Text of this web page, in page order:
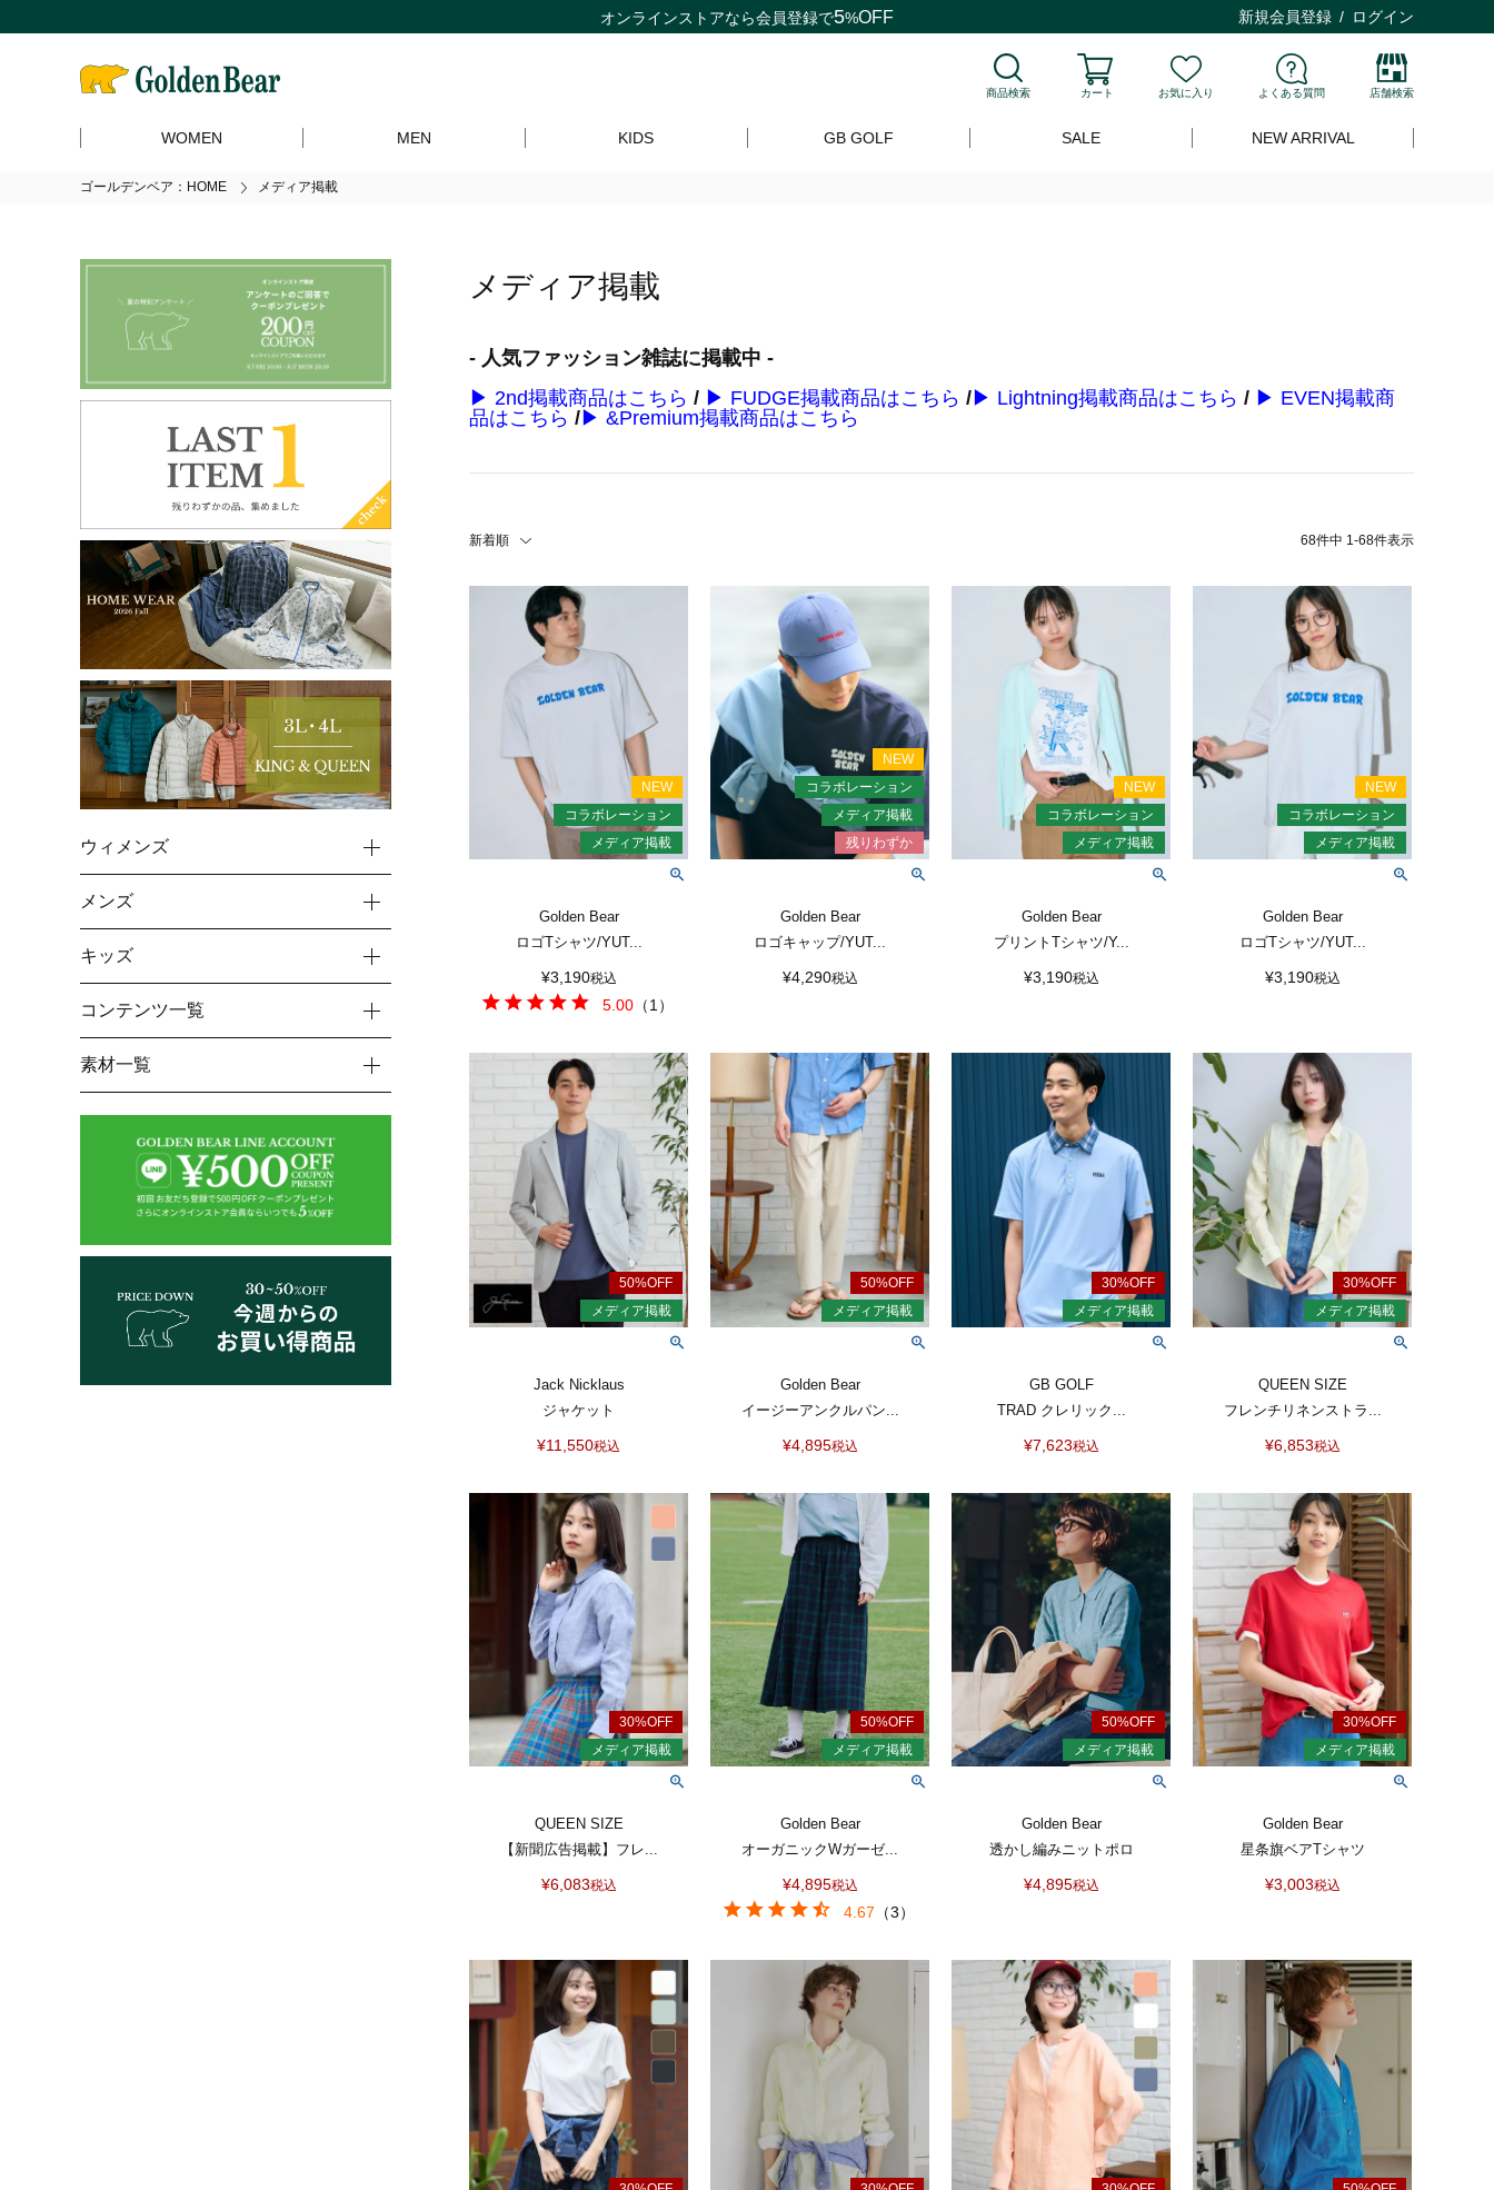
オンラインストアなら会員登録で5%OFF 新規会員登録 ログイン
商品検索 カート お気に入り よくある質問 店舗検索
WOMEN MEN KIDS GB GOLF SALE NEW ARRIVAL
ゴールデンベア：HOME メディア掲載
メディア掲載
- 人気ファッション雑誌に掲載中 -
▶ 2nd掲載商品はこちら / ▶ FUDGE掲載商品はこちら / ▶ Lightning掲載商品はこちら / ▶ EVEN掲載商
品はこちら / ▶ &Premium掲載商品はこちら
新着順 68件中 1-68件表示
Golden Bear
ロゴTシャツ/YUT...
¥3,190税込
5.00 （1）
Golden Bear
ロゴキャップ/YUT...
¥4,290税込
Golden Bear
プリントTシャツ/Y...
¥3,190税込
Golden Bear
ロゴTシャツ/YUT...
¥3,190税込
Jack Nicklaus
ジャケット
¥11,550税込
Golden Bear
イージーアンクルパン...
¥4,895税込
GB GOLF
TRAD クレリック...
¥7,623税込
QUEEN SIZE
フレンチリネンストラ...
¥6,853税込
QUEEN SIZE
【新聞広告掲載】フレ...
¥6,083税込
Golden Bear
オーガニックWガーゼ...
¥4,895税込
4.67 （3）
Golden Bear
透かし編みニットポロ
¥4,895税込
Golden Bear
星条旗ベアTシャツ
¥3,003税込
ウィメンズ
メンズ
キッズ
コンテンツ一覧
素材一覧